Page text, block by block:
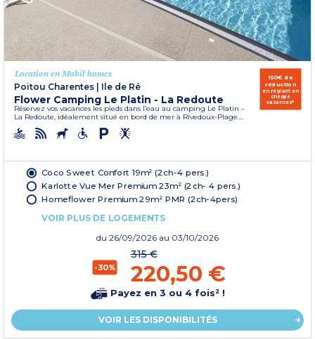
Location en Mobil homes
Poitou Charentes
Ile de Ré
Flower Camping Le Platin - La Redoute
Réservez vos vacances les pieds dans l’eau au camping Le Platin –
La Redoute, idéalement situé en bord de mer à Rivedoux-Plage....
150€ de
réduction
en réglant en
chèque
vacances*
Coco Sweet Confort 19m² (2ch-4 pers.)
Karlotte Vue Mer Premium 23m² (2ch- 4 pers.)
Homeflower Premium 29m² PMR (2ch-4pers)
VOIR PLUS DE LOGEMENTS
du 26/09/2026 au 03/10/2026
-30%
315 €
220,50 €
Payez en 3 ou 4 fois² !
VOIR LES DISPONIBILITÉS